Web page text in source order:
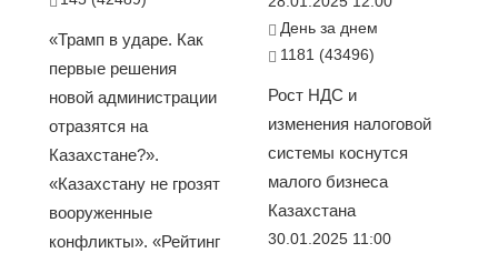
«Трамп в ударе. Как
первые решения
новой администрации
отразятся на
Казахстане?».
«Казахстану не грозят
вооруженные
конфликты». «Рейтинг
День за днем
1181 (43496)
Рост НДС и
изменения налоговой
системы коснутся
малого бизнеса
Казахстана
30.01.2025 11:00